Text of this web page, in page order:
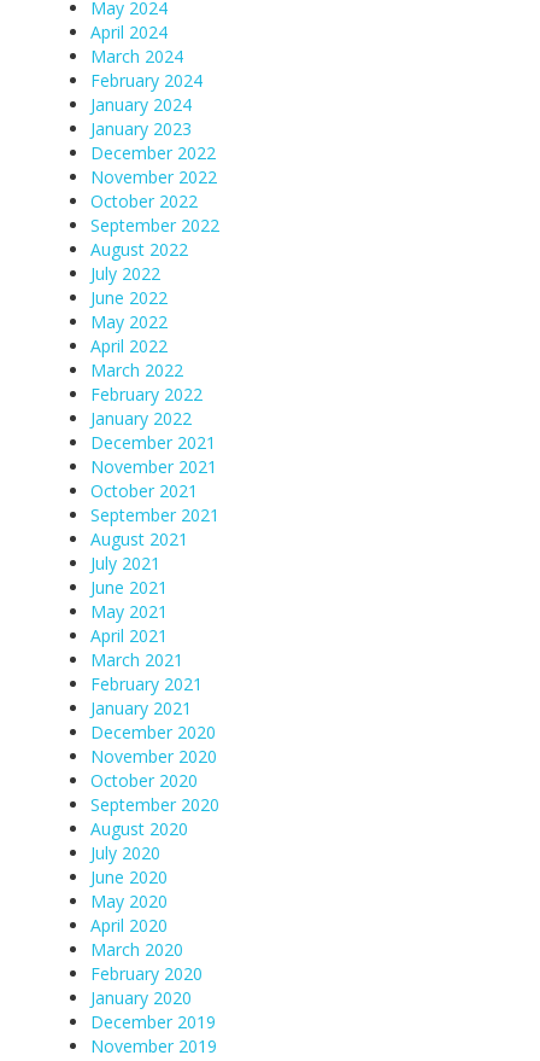
May 2024
April 2024
March 2024
February 2024
January 2024
January 2023
December 2022
November 2022
October 2022
September 2022
August 2022
July 2022
June 2022
May 2022
April 2022
March 2022
February 2022
January 2022
December 2021
November 2021
October 2021
September 2021
August 2021
July 2021
June 2021
May 2021
April 2021
March 2021
February 2021
January 2021
December 2020
November 2020
October 2020
September 2020
August 2020
July 2020
June 2020
May 2020
April 2020
March 2020
February 2020
January 2020
December 2019
November 2019